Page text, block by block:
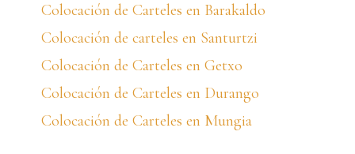
Colocación de Carteles en Barakaldo
Colocación de carteles en Santurtzi
Colocación de Carteles en Getxo
Colocación de Carteles en Durango
Colocación de Carteles en Mungia